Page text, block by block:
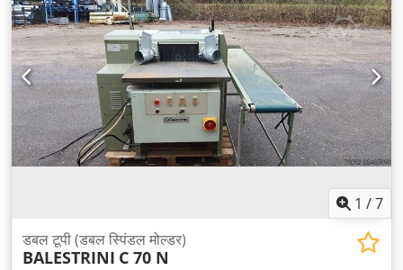
1 /7
डबल टूपी (डबल स्पिंडल मोल्डर)
BALESTRINI C 70 N